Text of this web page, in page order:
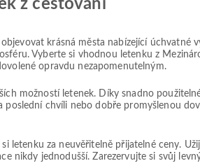
z cestování
krásná města nabízející úchvatné
Vyberte si vhodnou letenku z
opravdu nezapomenutelným.
možností letenek. Díky snadno
chvíli nebo dobře promyšlenou
letenku za neuvěřitelně přijatelné ceny.
nikdy jednodušší. Zarezervujte si svůj